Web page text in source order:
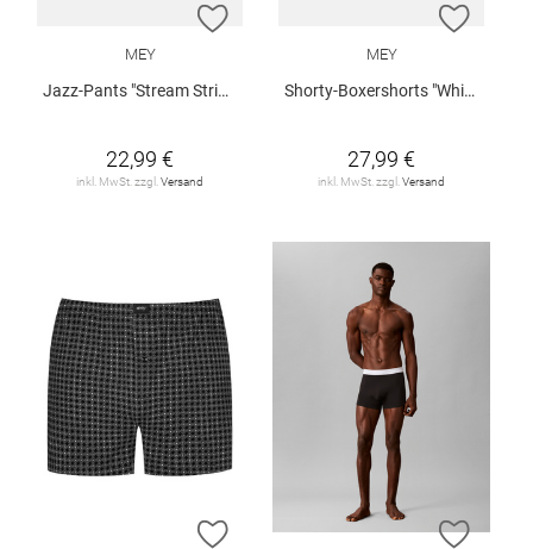
ZUR WUNSCHLISTE HINZUFÜGEN
MEY
Jazz-Pants "Stream Stripes"
22,99 €
inkl. MwSt. zzgl. Versand
ZUR
MEY
Shorty-Boxershorts "White Squares"
27,99 €
inkl. MwSt. zzgl. Versand
ZUR WUNSCHLISTE HINZUFÜGEN
ZUR